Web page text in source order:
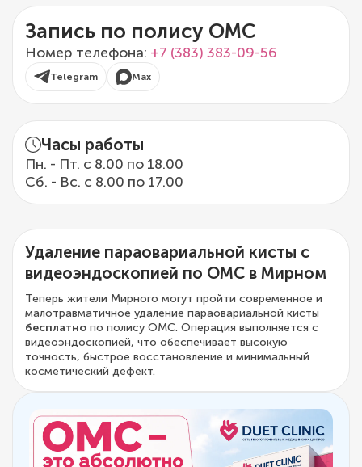
Запись по полису ОМС
Номер телефона: +7 (383) 383-09-56
Telegram Max
Часы работы
Пн. - Пт. с 8.00 по 18.00
Сб. - Вс. с 8.00 по 17.00
Удаление параовариальной кисты с
видеоэндоскопией по ОМС в Мирном
Теперь жители Мирного могут пройти современное и
малотравматичное удаление параовариальной кисты
бесплатно по полису ОМС. Операция выполняется с
видеоэндоскопией, что обеспечивает высокую
точность, быстрое восстановление и минимальный
косметический дефект.